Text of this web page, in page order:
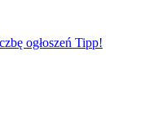
ogłoszeń Tipp!